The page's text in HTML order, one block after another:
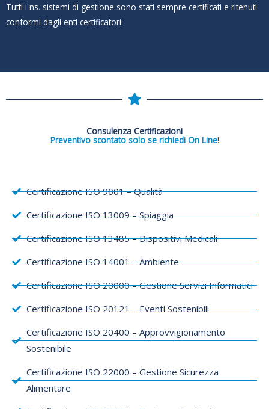
Tutti i ns. sistemi di gestione sono stati sempre certificati e ritenuti
conformi dagli enti certificatori.
Consulenza Certificazioni
Preventivo scontato solo se richiedi On Line!
Certificazione ISO 9001 – Qualità
Certificazione ISO 13009 – Spiaggia
Certificazione ISO 13485 – Dispositivi Medicali
Certificazione ISO 14001 – Ambiente
Certificazione ISO 20000 – Gestione Servizi Informatici
Certificazione ISO 20121 – Eventi Sostenibili
Certificazione ISO 20400 – Approvvigionamento
Sostenibile
Certificazione ISO 22000 – Gestione Sicurezza
Alimentare